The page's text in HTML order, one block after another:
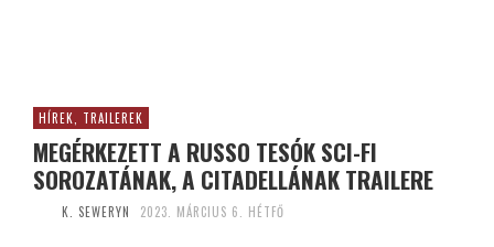
HÍREK, TRAILEREK
MEGÉRKEZETT A RUSSO TESÓK SCI-FI
SOROZATÁNAK, A CITADELLÁNAK TRAILERE
K. SEWERYN 2023. MÁRCIUS 6. HÉTFŐ